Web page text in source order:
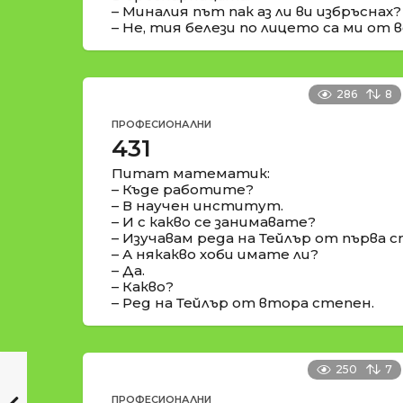
– Миналия път пак аз ли ви избръснах?
– Не, тия белези по лицето са ми от
286 8
ПРОФЕСИОНАЛНИ
431
Питат математик:
– Къде работите?
– В научен институт.
– И с какво се занимавате?
– Изучавам реда на Тейлър от първа
– А някакво хоби имате ли?
– Да.
– Какво?
– Ред на Тейлър от втора степен.
250 7
ПРОФЕСИОНАЛНИ